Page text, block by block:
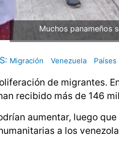
Muchos panameños
Migración Venezuela Países
de migrantes.
recibido más de 146
aumentar, luego que
a los